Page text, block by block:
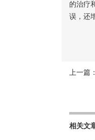
的治疗
误，还
上一篇：
相关文